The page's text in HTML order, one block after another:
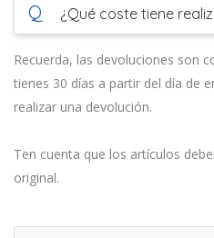
Q ¿Qué coste tiene
Recuerda, las devoluciones son
tienes 30 días a partir del día de
realizar una devolución.
Ten cuenta que los artículos
original.